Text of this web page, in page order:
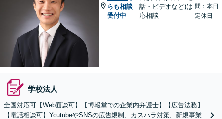
らも相談
受付中
話・ビデオなど)は
応相談
間：本日
定休日
学校法人
全国対応可【Web面談可】【博報堂での企業内弁護士】【広告法務】
【電話相談可】YoutubeやSNSの広告規制、カスハラ対策、新規事業